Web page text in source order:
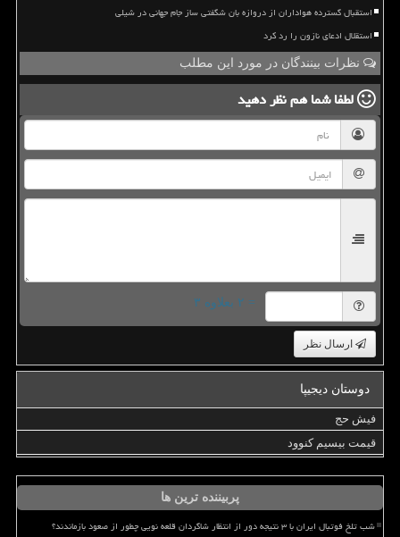
استقبال گسترده هواداران از دروازه بان شگفتی ساز جام جهانی در شیلی
استقلال ادعای نازون را رد کرد
نظرات بینندگان در مورد این مطلب
لطفا شما همنظر دهید
= ۲ بعلاوه ۳
ارسال نظر
دوستان دیجیپا
فیش حج
قیمت بیسیم کنوود
پربیننده ترین ها
شب تلخ فوتبال ایران با ۳ نتیجه دور از انتظار شاگردان قلعه نویی چطور از صعود بازماندند؟